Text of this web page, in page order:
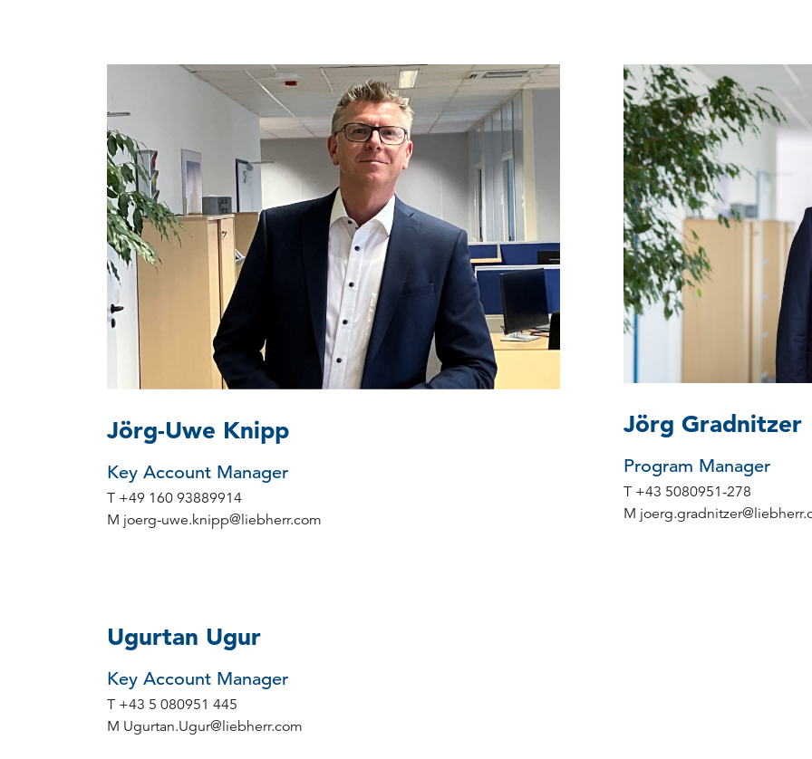
Jörg-Uwe Knipp
Key Account Manager
T +49 160 93889914
M joerg-uwe.knipp@liebherr.com
Jörg Gradnitzer
Program Manager
T +43 5080951-278
M joerg.gradnitzer@
Ugurtan Ugur
Key Account Manager
T +43 5 080951 445
M Ugurtan.Ugur@liebherr.com